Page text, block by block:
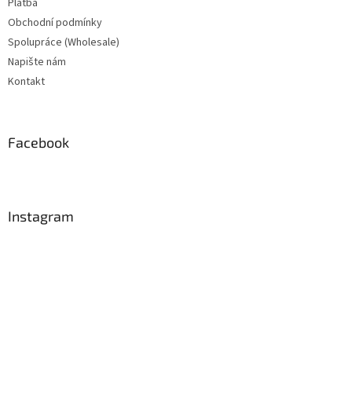
Obchodní podmínky
Spolupráce (Wholesale)
Napište nám
Kontakt
Facebook
Instagram